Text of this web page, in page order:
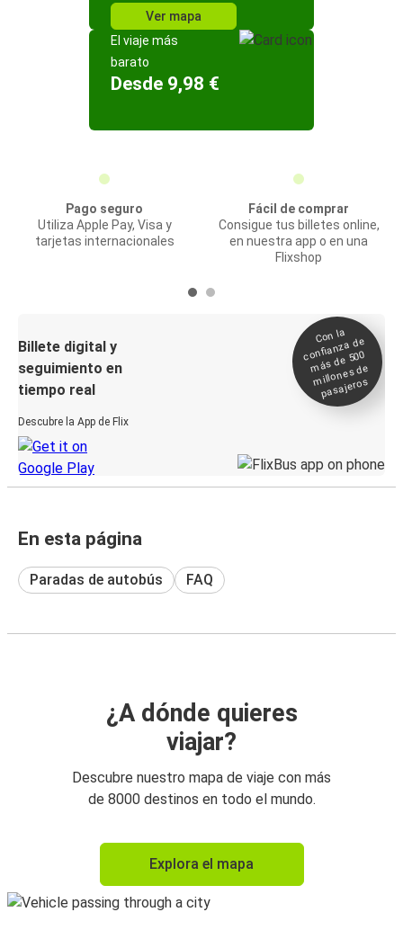
Ver mapa
El viaje más
barato
Desde 9,98 €
Pago seguro
Utiliza Apple Pay, Visa y
tarjetas internacionales
Fácil de comprar
Consigue tus billetes online,
en nuestra app o en una
Flixshop
Billete digital y
seguimiento en
tiempo real
Descubre la App de Flix
Con la
confianza de
más de 500
millones de
pasajeros
En esta página
Paradas de autobús FAQ
¿A dónde quieres
viajar?
Descubre nuestro mapa de viaje con más
de 8000 destinos en todo el mundo.
Explora el mapa